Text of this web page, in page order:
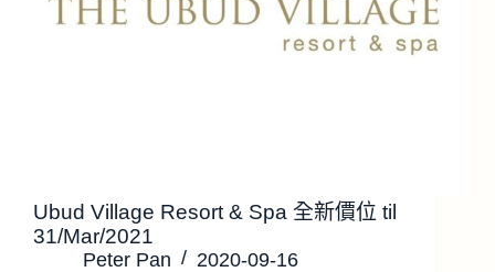
Ubud Village Resort & Spa 全新價位 til
31/Mar/2021
Peter Pan 2020-09-16